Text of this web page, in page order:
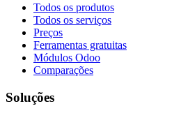
Todos os produtos
Todos os serviços
Preços
Ferramentas gratuitas
Módulos Odoo
Comparações
Soluções